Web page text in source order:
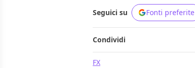
Seguici su Fonti preferite
Condividi
FX